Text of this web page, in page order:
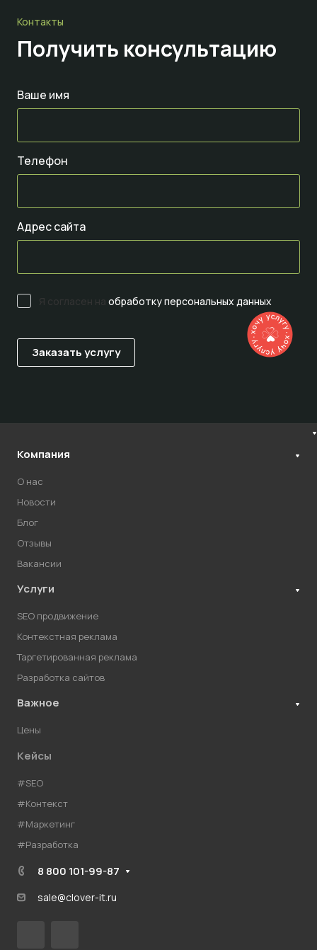
Контакты
Получить консультацию
Ваше имя
Телефон
Адрес сайта
Я согласен на обработку персональных данных
Компания
О нас
Новости
Блог
Отзывы
Вакансии
Услуги
SEO продвижение
Контекстная реклама
Таргетированная реклама
Разработка сайтов
Важное
Цены
Кейсы
#SEO
#Контекст
#Маркетинг
#Разработка
8 800 101-99-87
sale@clover-it.ru